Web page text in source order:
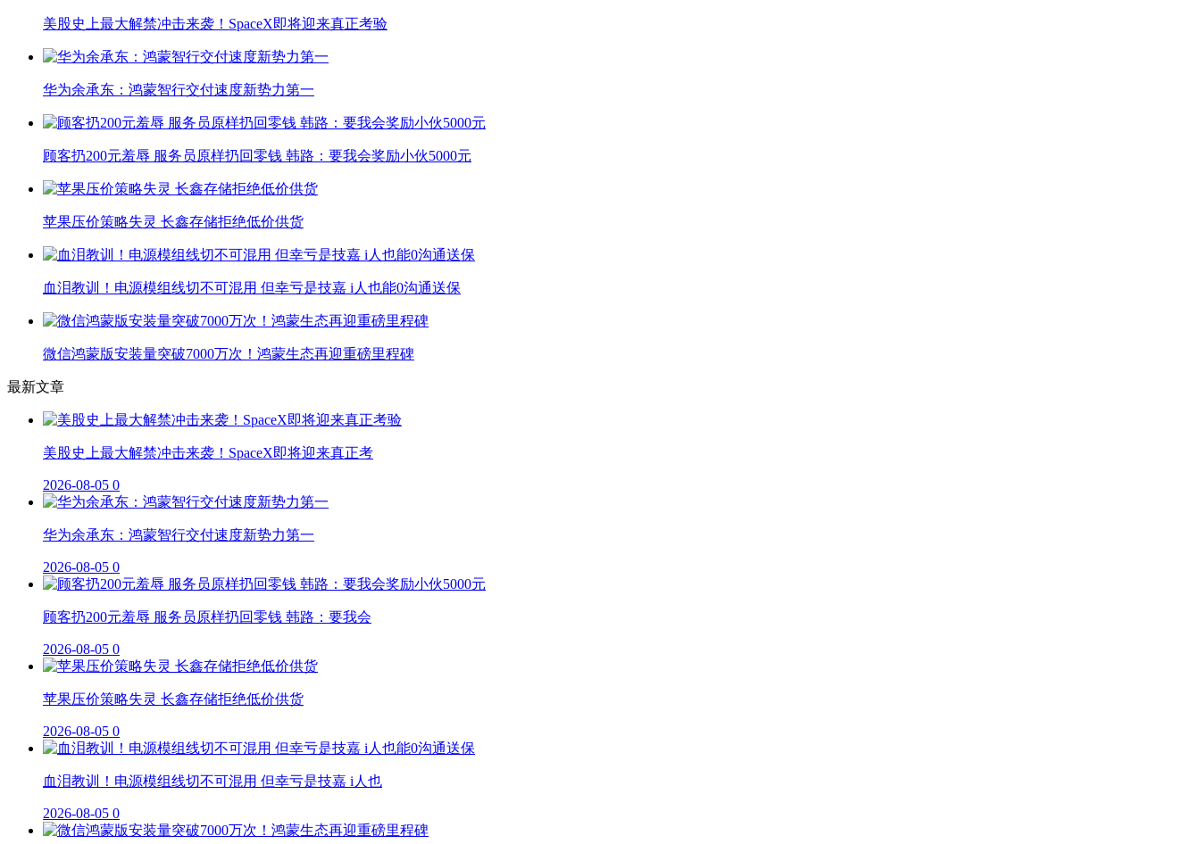
美股史上最大解禁冲击来袭！SpaceX即将迎来真正考验
华为余承东：鸿蒙智行交付速度新势力第一
顾客扔200元羞辱 服务员原样扔回零钱 韩路：要我会奖励小伙5000元
苹果压价策略失灵 长鑫存储拒绝低价供货
血泪教训！电源模组线切不可混用 但幸亏是技嘉 i人也能0沟通送保
微信鸿蒙版安装量突破7000万次！鸿蒙生态再迎重磅里程碑
最新文章
美股史上最大解禁冲击来袭！SpaceX即将迎来真正考
2026-08-05 0
华为余承东：鸿蒙智行交付速度新势力第一
2026-08-05 0
顾客扔200元羞辱 服务员原样扔回零钱 韩路：要我会
2026-08-05 0
苹果压价策略失灵 长鑫存储拒绝低价供货
2026-08-05 0
血泪教训！电源模组线切不可混用 但幸亏是技嘉 i人也
2026-08-05 0